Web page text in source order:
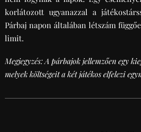
korlátozott ugyanazzal a
Párbaj napon általában létszám
limit.
Megjegyzés: A párbajok jellemzően egy
melyek költségeit a két játékos elfelezi